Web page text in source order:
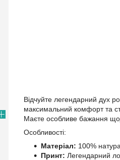
Відчуйте легендарний дух
максимальний комфорт та
Маєте особливе бажання
Особливості:
Матеріал: 100%
Принт: Легендарний